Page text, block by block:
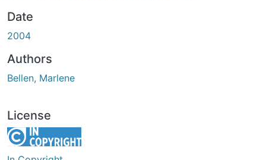
Date
2004
Authors
Bellen, Marlene
License